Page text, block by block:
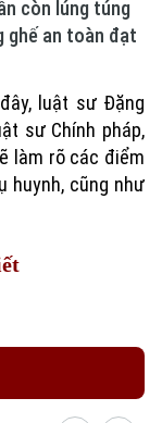
còn lúng túng
ghế an toàn đạt
luật sư Đặng
sư Chính pháp,
làm rõ các điểm
huynh, cũng như